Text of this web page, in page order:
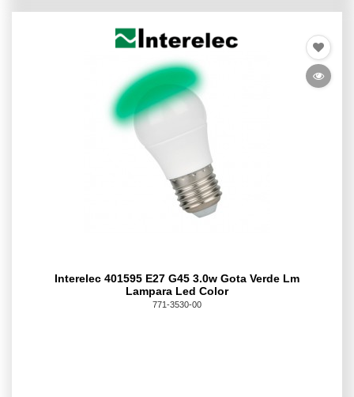
Interelec 401595 E27 G45 3.0w Gota Verde Lm
Lampara Led Color
771-3530-00